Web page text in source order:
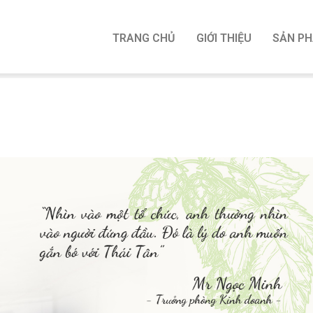
TRANG CHỦ GIỚI THIỆU SẢN